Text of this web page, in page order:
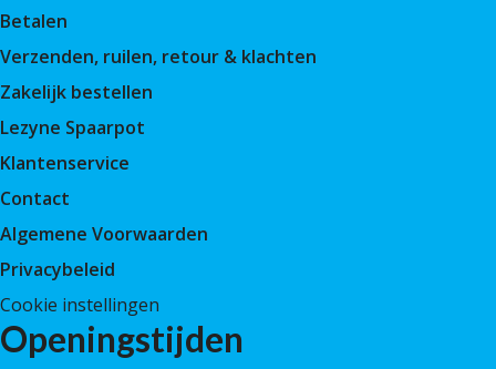
Betalen
Verzenden, ruilen, retour & klachten
Zakelijk bestellen
Lezyne Spaarpot
Klantenservice
Contact
Algemene Voorwaarden
Privacybeleid
Cookie instellingen
Openingstijden